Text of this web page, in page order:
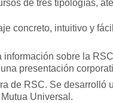
de tres tipologías,
concreto, intuitivo y
información sobre la
presentación
de RSC. Se
Universal.